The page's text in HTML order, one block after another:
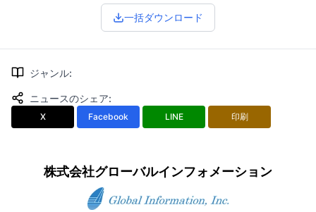
一括ダウンロード
ジャンル:
ニュースのシェア:
X Facebook LINE 印刷
株式会社グローバルインフォメーション